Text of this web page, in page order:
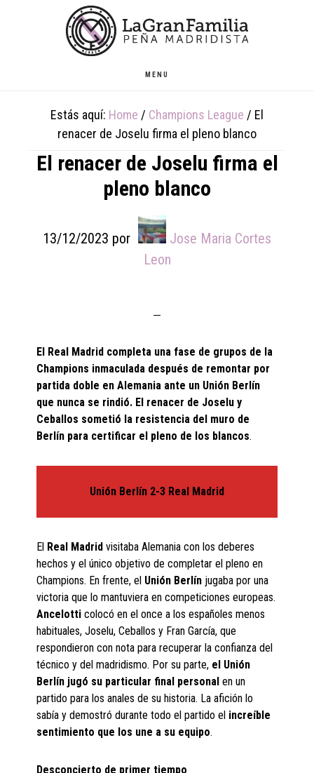
MENU
Estás aquí: Home / Champions League / El
renacer de Joselu firma el pleno blanco
El renacer de Joselu firma el
pleno blanco
13/12/2023 por
Jose Maria Cortes
Leon
El Real Madrid completa una fase de grupos de la
Champions inmaculada después de remontar por
partida doble en Alemania ante un Unión Berlín
que nunca se rindió. El renacer de Joselu y
Ceballos sometió la resistencia del muro de
Berlín para certificar el pleno de los blancos.
Unión Berlín 2-3 Real Madrid
El Real Madrid visitaba Alemania con los deberes
hechos y el único objetivo de completar el pleno en
Champions. En frente, el Unión Berlín jugaba por una
victoria que lo mantuviera en competiciones europeas.
Ancelotti colocó en el once a los españoles menos
habituales, Joselu, Ceballos y Fran García, que
respondieron con nota para recuperar la confianza del
técnico y del madridismo. Por su parte, el Unión
Berlín jugó su particular final personal en un
partido para los anales de su historia. La afición lo
sabía y demostró durante todo el partido el increíble
sentimiento que los une a su equipo.
Desconcierto de primer tiempo